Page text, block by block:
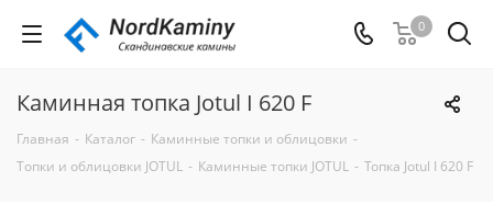
0
Каминная топка Jotul I 620 F
Главная - Каталог - Каминные топки и облицовки -
Tопки и облицовки JOTUL - Каминные топки JOTUL - Топка Jotul I 620 F